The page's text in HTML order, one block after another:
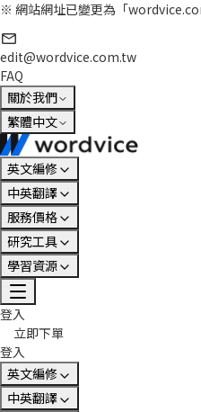
※ 網站網址已變更為「
edit@wordvice.com.tw
FAQ
關於我們
繁體中文
英文編修
中英翻譯
服務價格
研究工具
學習資源
登入
立即下單
登入
英文編修
中英翻譯